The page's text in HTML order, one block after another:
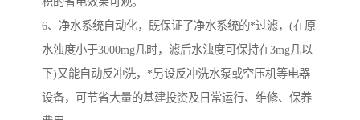
6、净水系统自动化，既保证了净水系统的*过滤，(在原
水浊度小于3000mg几时，滤后水浊度可保持在3mg几以
下)又能自动反冲洗，*另设反冲洗水泵或空压机等电器
设备，可节省大量的基建投资及日常运行、维修、保养